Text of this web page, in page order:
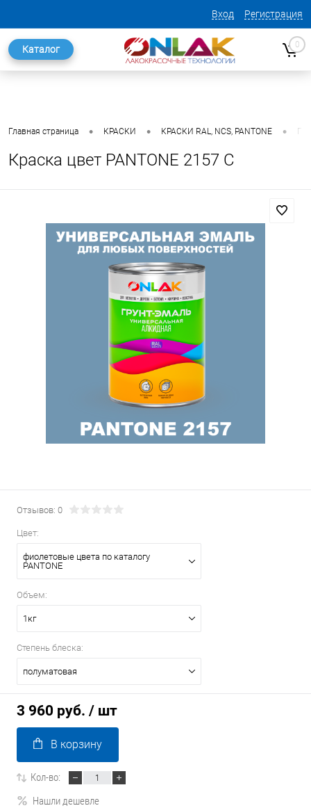
Вход Регистрация
Каталог 0
Главная страница • КРАСКИ • КРАСКИ RAL, NCS, PANTONE •
Краска цвет PANTONE 2157 C
Отзывов: 0
Цвет:
фиолетовые цвета по каталогу
PANTONE
Объем:
1кг
Степень блеска:
полуматовая
3 960 руб. / шт
В корзину
Кол-во:
Нашли дешевле